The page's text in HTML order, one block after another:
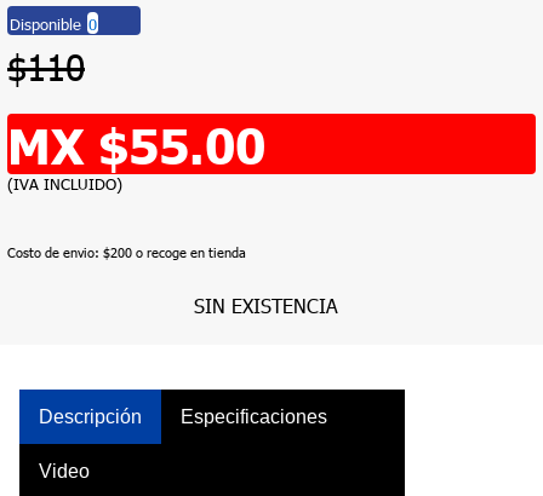
Disponible 0
$110
MX $55.00
(IVA INCLUIDO)
Costo de envio: $200 o recoge en tienda
SIN EXISTENCIA
Descripción Especificaciones
Video